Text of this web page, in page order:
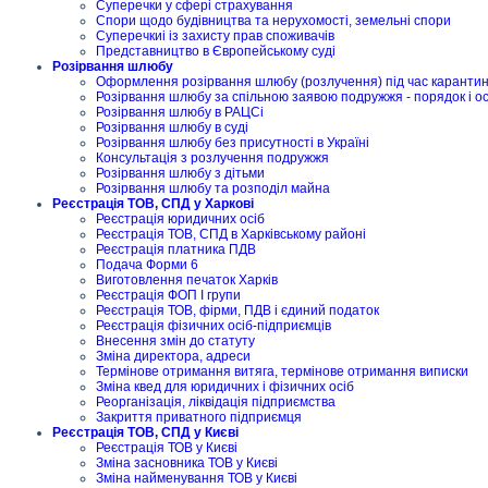
Суперечки у сфері страхування
Спори щодо будівництва та нерухомості, земельні спори
Суперечкиі із захисту прав споживачів
Представництво в Європейському суді
Розірвання шлюбу
Оформлення розірвання шлюбу (розлучення) під час
Розірвання шлюбу за спільною заявою подружжя - порядок і
Розірвання шлюбу в РАЦСі
Розірвання шлюбу в суді
Розірвання шлюбу без присутності в Україні
Консультація з розлучення подружжя
Розірвання шлюбу з дітьми
Розірвання шлюбу та розподіл майна
Реєстрація ТОВ, СПД у Харкові
Реєстрація юридичних осіб
Реєстрація ТОВ, СПД в Харківському районі
Реєстрація платника ПДВ
Подача Форми 6
Виготовлення печаток Харків
Реєстрація ФОП I групи
Реєстрація ТОВ, фірми, ПДВ і єдиний податок
Реєстрація фізичних осіб-підприємців
Внесення змін до статуту
Зміна директора, адреси
Термінове отримання витяга, термінове отримання виписки
Зміна квед для юридичних і фізичних осіб
Реорганізація, ліквідація підприємства
Закриття приватного підприємця
Реєстрація ТОВ, СПД у Києві
Реєстрація ТОВ у Києві
Зміна засновника ТОВ у Києві
Зміна найменування ТОВ у Києві